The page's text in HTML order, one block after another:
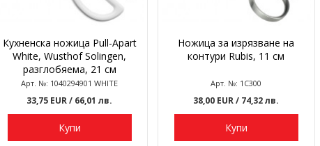
Кухненска ножица Pull-Apart
White, Wusthof Solingen,
разглобяема, 21 см
Арт. №: 1040294901 WHITE
33,75 EUR/ 66,01 лв.
Купи
Ножица за изрязване на
контури Rubis, 11 см
Арт. №: 1C300
38,00 EUR/ 74,32 лв.
Купи